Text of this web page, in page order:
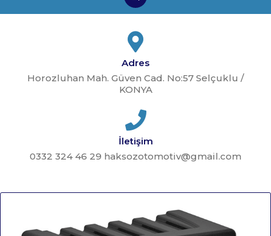
Adres
Horozluhan Mah. Güven Cad. No:57 Selçuklu /
KONYA
İletişim
0332 324 46 29 haksozotomotiv@gmail.com